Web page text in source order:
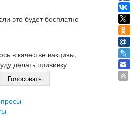
это будет бесплатно
в качестве вакцины,
делать прививку